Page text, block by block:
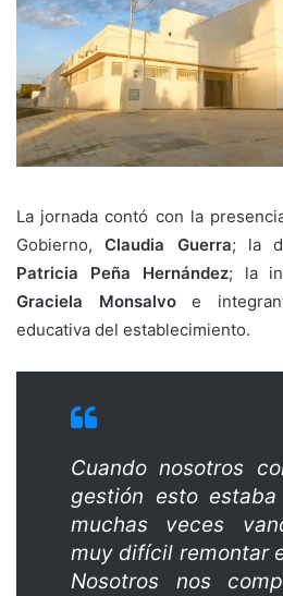
La jornada contó con la
Gobierno,Claudia Guerra; la
Patricia Peña Hernández; la
Graciela Monsalvoe
educativa del establecimiento.
Cuando nosotros
gestión esto estaba
muchas veces
muy difícil remontar
Nosotros nos